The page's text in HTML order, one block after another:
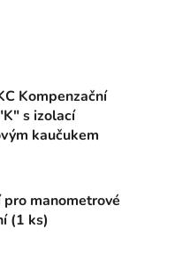
Kompenzační
s izolací
kaučukem
pro manometrové
(1 ks)